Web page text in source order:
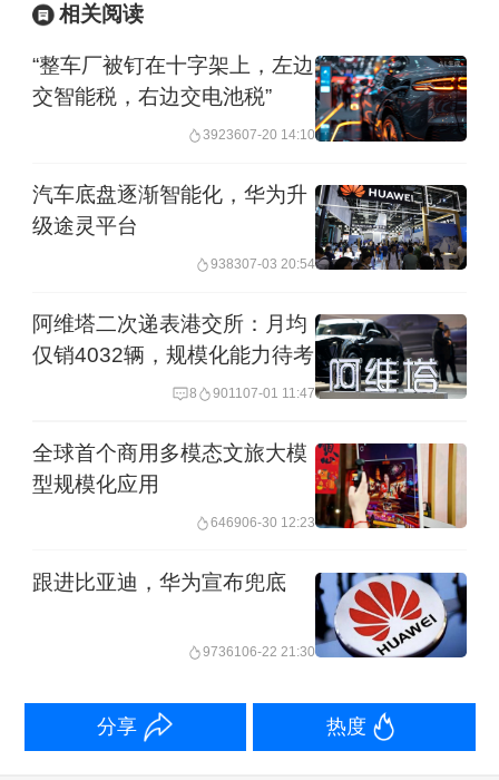
技术，感知能力从点云级迈入图像级。
由于成本水涨船高，该雷达目前主要搭
载于尊界S800、问界M9旗舰版、昊铂
A800、新阿维塔12、岚图FE等多款高端
车型。
这不是阿维塔首次将华为的标签贴在醒
店也挂上了“华为乾崑智驾”的标识，该标
识也是首次在华为智驾关联品牌门店悬
在新能源汽车卷向智能化的下半场，作
为依托长安、华为、宁德时代三方联合
打造的新势力品牌，阿维塔一直反复强
维塔是和华为合作时间最长、范围最
相关阅读
“整车厂被钉在十字架上，左边
交智能税，右边交电池税”
3923607-20 14:10
汽车底盘逐渐智能化，华为升
级途灵平台
938307-03 20:54
阿维塔二次递表港交所：月均
仅销4032辆，规模化能力待考
8 901107-01 11:47
全球首个商用多模态文旅大模
型规模化应用
646906-30 12:23
跟进比亚迪，华为宣布兜底
9736106-22 21:30
分享 热度